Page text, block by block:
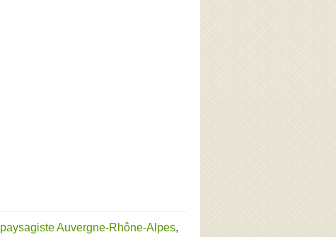
paysagiste Auvergne-Rhône-Alpes,